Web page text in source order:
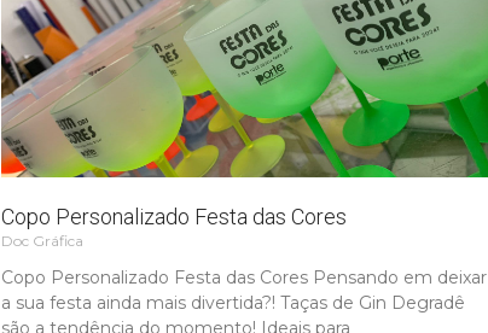
Copo Personalizado Festa das Cores
Doc Gráfica
Copo Personalizado Festa das Cores Pensando em deixar
a sua festa ainda mais divertida?! Taças de Gin Degradê
são a tendência do momento! Ideais para